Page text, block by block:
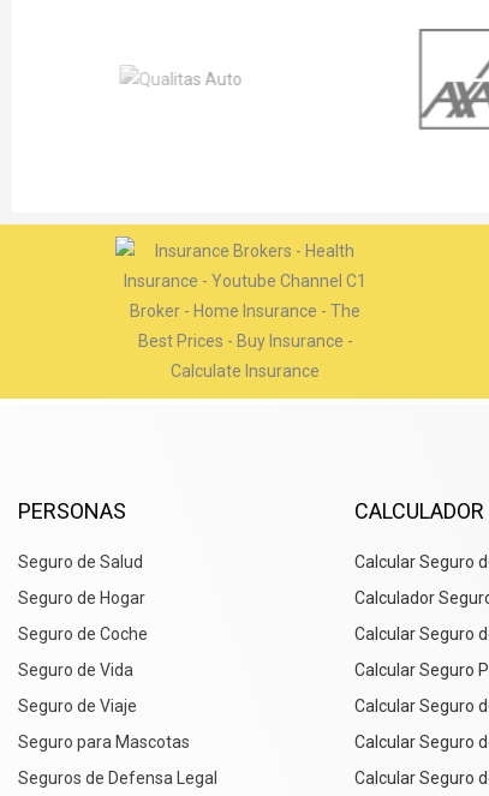
PERSONAS
Seguro de Salud
Seguro de Hogar
Seguro de Coche
Seguro de Vida
Seguro de Viaje
Seguro para Mascotas
Seguros de Defensa Legal
Calcular Seguro
Calculador
Calcular Seguro
Calcular Seguro
Calcular Seguro
Calcular Seguro
Calcular Seguro